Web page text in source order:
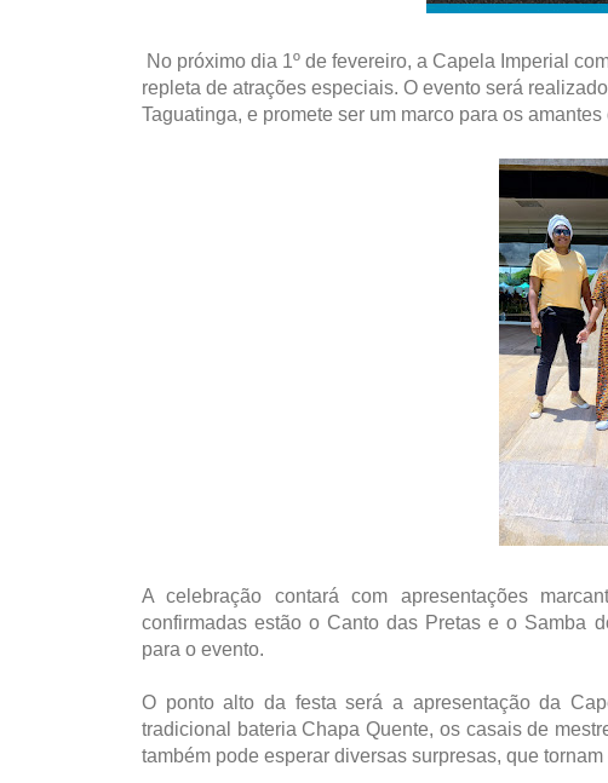
No próximo dia 1º de fevereiro, a Capela Imperial
repleta de atrações especiais. O evento será
Taguatinga, e promete ser um marco para os
A celebração contará com apresentações
confirmadas estão o Canto das Pretas e o Samba
para o evento.
O ponto alto da festa será a apresentação da
tradicional bateria Chapa Quente, os casais de
também pode esperar diversas surpresas, que